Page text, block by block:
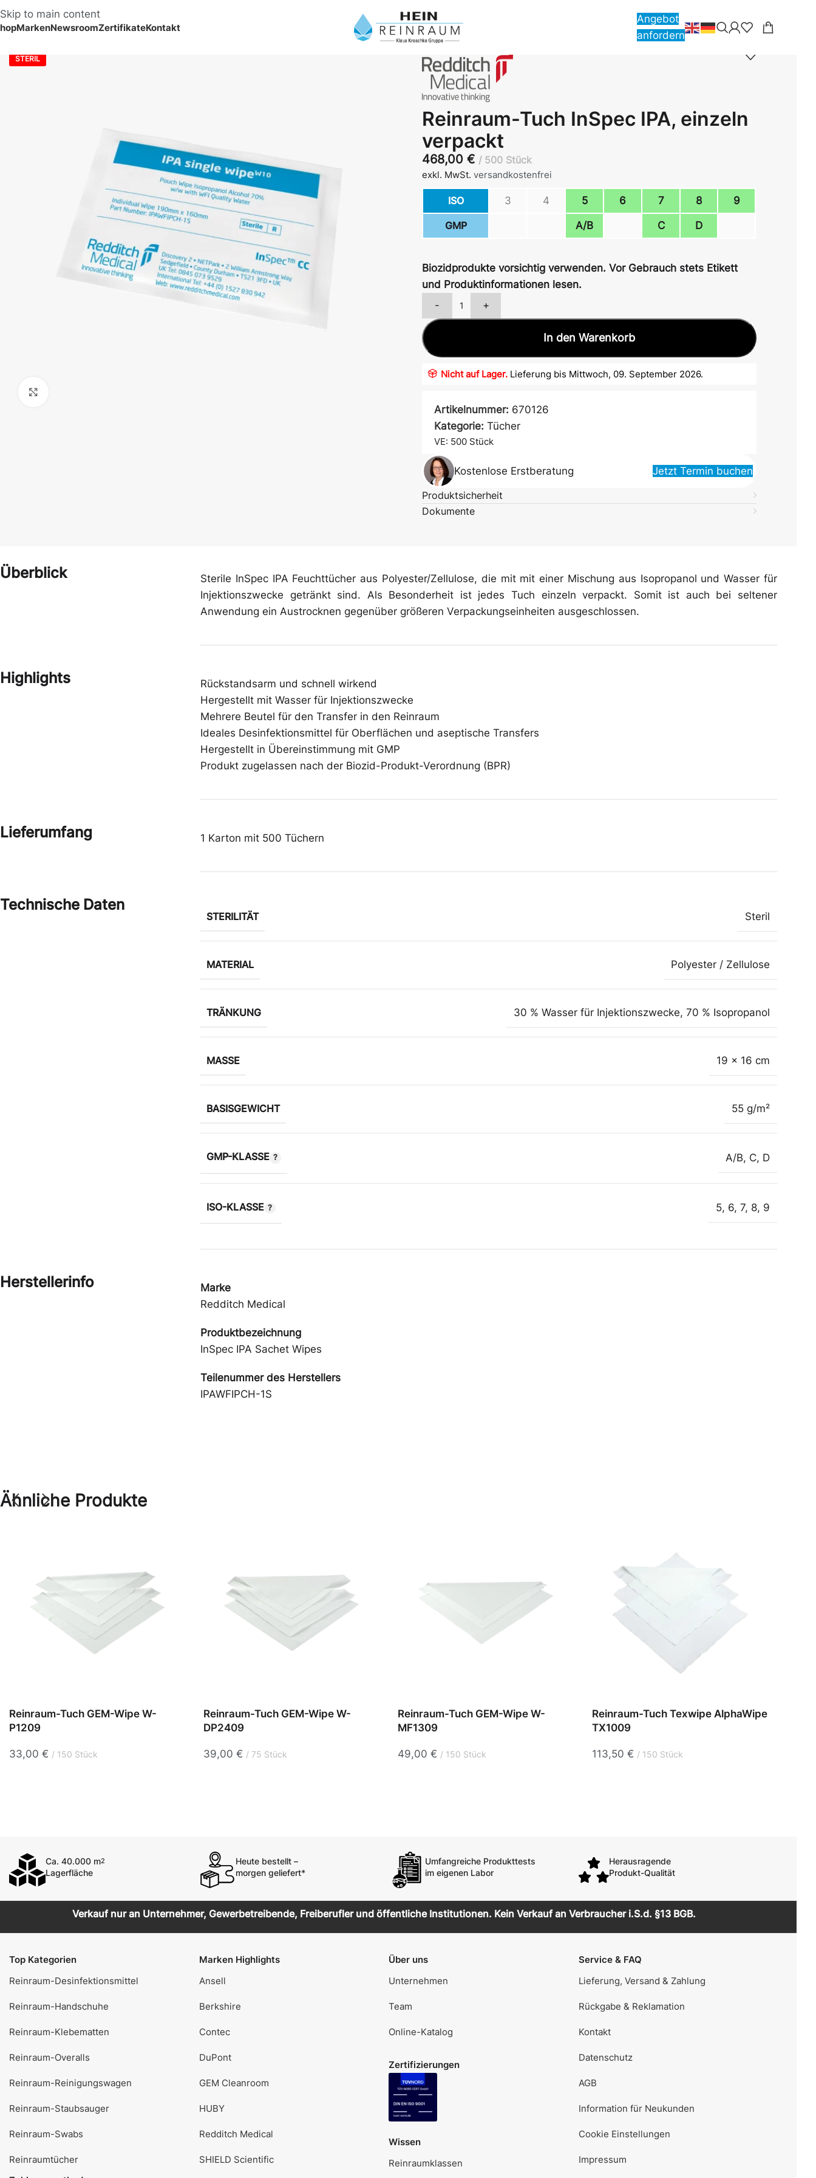
Skip to main content
Gehörschutz
Mehrweg-
MarkenNewsroomZertifikateKontakt
Angebot
anfordern
STERIL
Reinraum-Tuch InSpec IPA, einzeln
verpackt
468,00 € 500 Stück
exkl. MwSt. versandkostenfrei
ISO 3 4 5 6 7 8 9
GMP A/B C D
Biozidprodukte vorsichtig verwenden. Vor Gebrauch stets Etikett
und Produktinformationen lesen.
-
+
In den Warenkorb
Nicht auf Lager. Lieferung bis Mittwoch, 09. September 2026.
Artikelnummer: 670126
Kategorie: Tücher
VE: 500 Stück
Kostenlose Erstberatung Jetzt Termin buchen
Produktsicherheit
Dokumente
Überblick
Sterile InSpec IPA Feuchttücher aus Polyester/Zellulose, die mit mit einer Mischung aus Isopropanol und Wasser für
Injektionszwecke getränkt sind. Als Besonderheit ist jedes Tuch einzeln verpackt. Somit ist auch bei seltener
Anwendung ein Austrocknen gegenüber größeren Verpackungseinheiten ausgeschlossen.
Highlights
Rückstandsarm und schnell wirkend
Hergestellt mit Wasser für Injektionszwecke
Mehrere Beutel für den Transfer in den Reinraum
Ideales Desinfektionsmittel für Oberflächen und aseptische Transfers
Hergestellt in Übereinstimmung mit GMP
Produkt zugelassen nach der Biozid-Produkt-Verordnung (BPR)
Lieferumfang 1 Karton mit 500 Tüchern
Technische Daten
STERILITÄT Steril
MATERIAL Polyester / Zellulose
TRÄNKUNG 30 % Wasser für Injektionszwecke, 70 % Isopropanol
MASSE 19 x 16 cm
BASISGEWICHT 55 g/m²
GMP-KLASSE A/B, C, D
ISO-KLASSE 5, 6, 7, 8, 9
Herstellerinfo
Marke
Redditch Medical
Produktbezeichnung
InSpec IPA Sachet Wipes
Teilenummer des Herstellers
IPAWFIPCH-1S
Ähnliche Produkte
Reinraum-Tuch GEM-Wipe W-
P1209
33,00 € 150 Stück
Reinraum-Tuch GEM-Wipe W-
DP2409
39,00 € 75 Stück
Reinraum-Tuch GEM-Wipe W-
MF1309
49,00 € 150 Stück
Reinraum-Tuch Texwipe AlphaWipe
TX1009
113,50 € 150 Stück
Ca. 40.000 m2
Lagerfläche
Heute bestellt –
morgen geliefert*
Umfangreiche Produkttests
im eigenen Labor
Herausragende
Produkt-Qualität
Verkauf nur an Unternehmer, Gewerbetreibende, Freiberufler und öffentliche Institutionen. Kein Verkauf an Verbraucher i.S.d. §13 BGB.
Top Kategorien
Reinraum-Desinfektionsmittel
Reinraum-Handschuhe
Reinraum-Klebematten
Reinraum-Overalls
Reinraum-Reinigungswagen
Reinraum-Staubsauger
Reinraum-Swabs
Reinraumtücher
Marken Highlights
Ansell
Berkshire
Contec
DuPont
GEM Cleanroom
HUBY
Redditch Medical
SHIELD Scientific
Über uns
Unternehmen
Team
Online-Katalog
Zertifizierungen
Wissen
Reinraumklassen
Service & FAQ
Lieferung, Versand & Zahlung
Rückgabe & Reklamation
Kontakt
Datenschutz
AGB
Information für Neukunden
Cookie Einstellungen
Impressum